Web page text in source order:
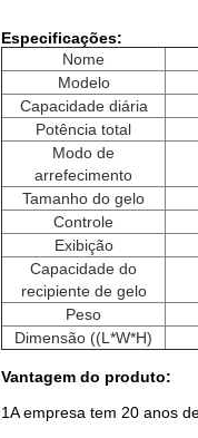
Especificações:
Nome
Modelo
Capacidade diária
Potência total
Modo de
arrefecimento
Tamanho do gelo
Controle
Exibição
Capacidade do
recipiente de gelo
Peso
Dimensão ((L*W*H)
Vantagem do produto:
1A empresa tem 20 anos